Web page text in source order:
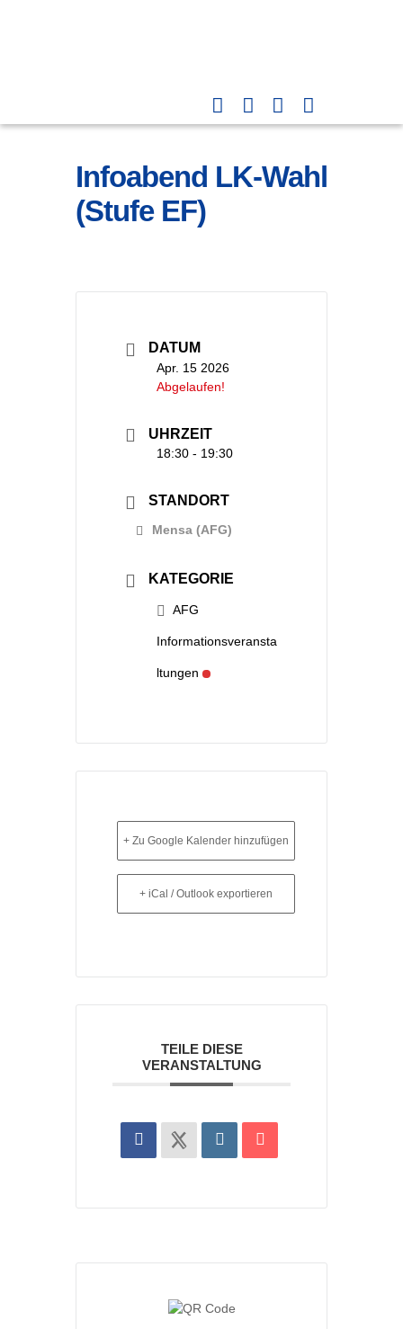
Infoabend LK-Wahl
(Stufe EF)
DATUM
Apr. 15 2026
Abgelaufen!
UHRZEIT
18:30 - 19:30
STANDORT
Mensa (AFG)
KATEGORIE
AFG
Informationsveransta
ltungen
+ Zu Google Kalender hinzufügen
+ iCal / Outlook exportieren
TEILE DIESE
VERANSTALTUNG